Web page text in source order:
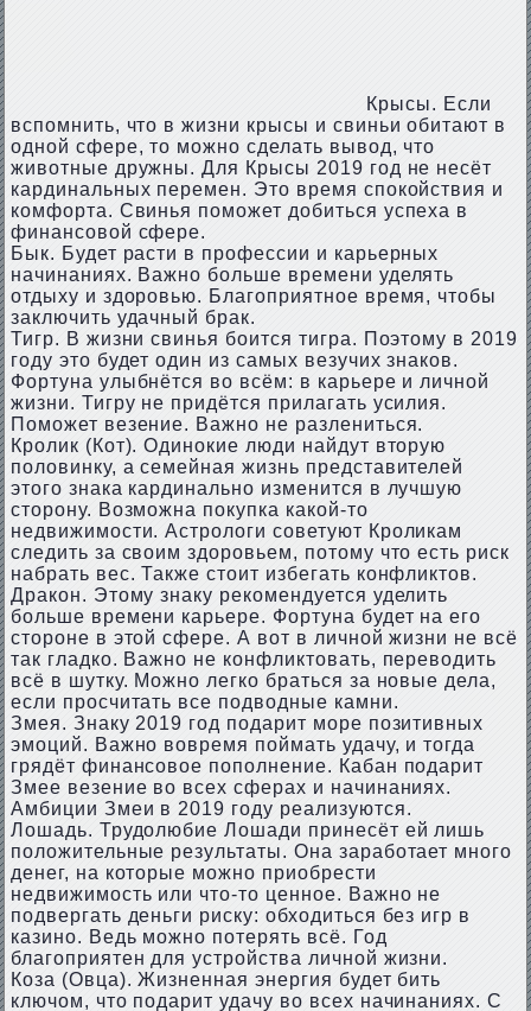
Крысы. Если
вспомнить, что в жизни крысы и свиньи обитают в
одной сфере, то можно сделать вывод, что
животные дружны. Для Крысы 2019 год не несёт
кардинальных перемен. Это время спокойствия и
комфорта. Свинья поможет добиться успеха в
финансовой сфере.
Бык. Будет расти в профессии и карьерных
начинаниях. Важно больше времени уделять
отдыху и здоровью. Благоприятное время, чтобы
заключить удачный брак.
Тигр. В жизни свинья боится тигра. Поэтому в 2019
году это будет один из самых везучих знаков.
Фортуна улыбнётся во всём: в карьере и личной
жизни. Тигру не придётся прилагать усилия.
Поможет везение. Важно не разлениться.
Кролик (Кот). Одинокие люди найдут вторую
половинку, а семейная жизнь представителей
этого знака кардинально изменится в лучшую
сторону. Возможна покупка какой-то
недвижимости. Астрологи советуют Кроликам
следить за своим здоровьем, потому что есть риск
набрать вес. Также стоит избегать конфликтов.
Дракон. Этому знаку рекомендуется уделить
больше времени карьере. Фортуна будет на его
стороне в этой сфере. А вот в личной жизни не всё
так гладко. Важно не конфликтовать, переводить
всё в шутку. Можно легко браться за новые дела,
если просчитать все подводные камни.
Змея. Знаку 2019 год подарит море позитивных
эмоций. Важно вовремя поймать удачу, и тогда
грядёт финансовое пополнение. Кабан подарит
Змее везение во всех сферах и начинаниях.
Амбиции Змеи в 2019 году реализуются.
Лошадь. Трудолюбие Лошади принесёт ей лишь
положительные результаты. Она заработает много
денег, на которые можно приобрести
недвижимость или что-то ценное. Важно не
подвергать деньги риску: обходиться без игр в
казино. Ведь можно потерять всё. Год
благоприятен для устройства личной жизни.
Коза (Овца). Жизненная энергия будет бить
ключом, что подарит удачу во всех начинаниях. С